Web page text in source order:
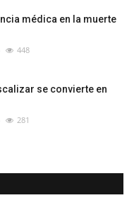
médica en la muerte
448
se convierte en
281